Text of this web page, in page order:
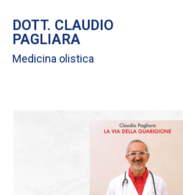
DOTT. CLAUDIO
PAGLIARA
Medicina olistica